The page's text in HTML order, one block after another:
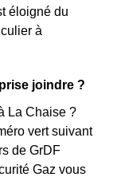
éloigné du
à
joindre ?
La Chaise ?
vert suivant
de GrDF
Gaz vous